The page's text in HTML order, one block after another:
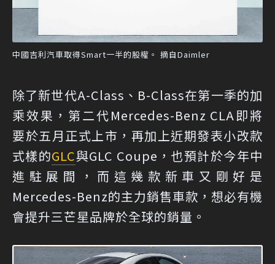
中國吉利汽車取得Smart一半的股權。 摘自Daimler
除了新世代A-Class、B-Class在第一季的加
乘效果，第二代Mercedes-Benz CLA即將
要於五月正式上市，再加上近期發表小改款
式樣的GLC與GLC Coupe，也預計於今年中
進駐展間，而這幾款新車又剛好是
Mercedes-Benz的主力銷售車款，想必有機
會提升三芒星品牌於全球的銷量。